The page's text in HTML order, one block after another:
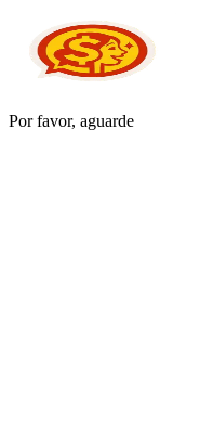
Por favor, aguarde